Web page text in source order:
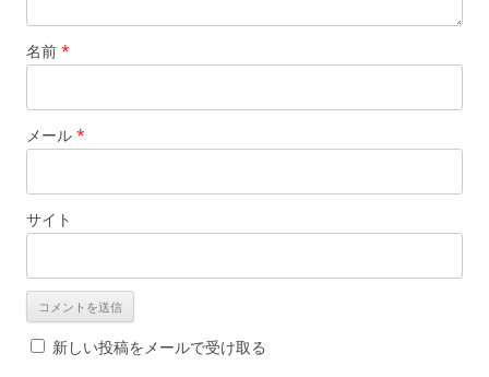
名前 *
メール *
サイト
新しい投稿をメールで受け取る